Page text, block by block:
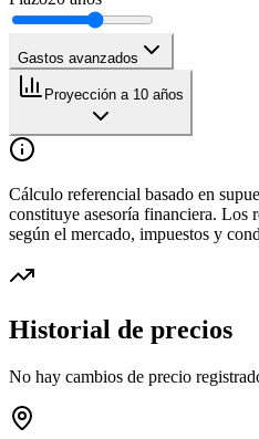
Gastos avanzados
Proyección a 10 años
Cálculo referencial basado en
constituye asesoría financiera. Los
según el mercado, impuestos y
Historial de precios
No hay cambios de precio